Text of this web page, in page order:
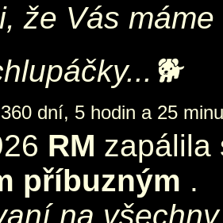
že Vás
dní, 5 hodin a 25
RM
příbuzným .
na